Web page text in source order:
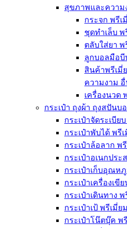
สุขภาพและความ
กระจก พรีเ
ชุดทำเล็บ พ
ตลับใส่ยา พ
ลูกบอลมือบี
สินค้าพรีเมี่
ความงาม อื่
เครื่องนวด
กระเป๋า ถุงผ้า ถุงสปันบ
กระเป๋าจัดระเบีย
กระเป๋าพับได้ พรี
กระเป๋าล้อลาก พ
กระเป๋าอเนกประ
กระเป๋าเก็บอุณห
กระเป๋าเครื่องเขี
กระเป๋าเดินทาง พ
กระเป๋าเป้ พรีเมี่ยม
กระเป๋าโน๊ตบุ๊ค พ